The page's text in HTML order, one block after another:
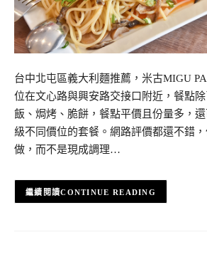
台中北屯區義大利麵推薦，米古MIGU
位在文心路與興安路交接口附近，餐點
飯、焗烤、脆餅，餐點平價且份量多，
級不同價位的套餐。網路評價都還不錯
做，而不是現成調理…
CONTINUE READING